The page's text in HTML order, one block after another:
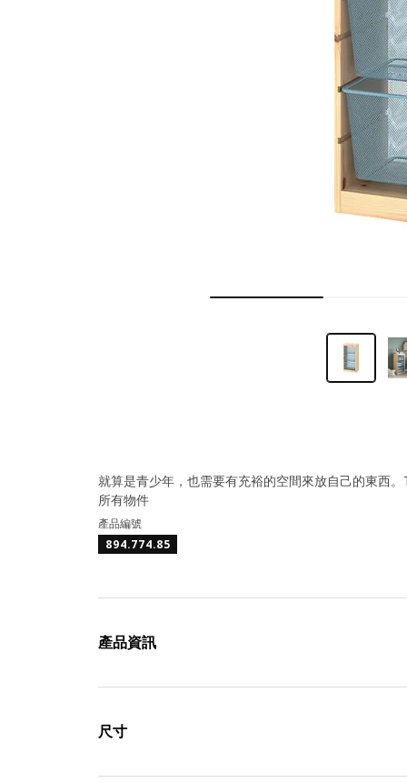
就算是青少年，也需要有充裕的空間來放自己的東西
所有物件
產品編號
894.774.85
產品資訊
尺寸